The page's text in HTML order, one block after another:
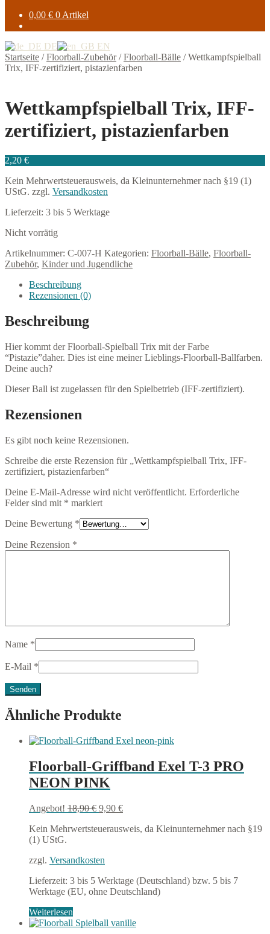
0,00 € 0 Artikel
DE
EN
Startseite /Floorball-Zubehör/Floorball-Bälle /Wettkampfspielball
Trix, IFF-zertifiziert, pistazienfarben
Wettkampfspielball Trix, IFF-
zertifiziert, pistazienfarben
2,20 €
Kein Mehrwertsteuerausweis, da Kleinunternehmer nach §19 (1)
UStG. zzgl. Versandkosten
Lieferzeit: 3 bis 5 Werktage
Nicht vorrätig
Artikelnummer: C-007-H Kategorien: Floorball-Bälle, Floorball-
Zubehör, Kinder und Jugendliche
Beschreibung
Rezensionen (0)
Beschreibung
Hier kommt der Floorball-Spielball Trix mit der Farbe
“Pistazie”daher. Dies ist eine meiner Lieblings-Floorball-Ballfarben.
Deine auch?
Dieser Ball ist zugelassen für den Spielbetrieb (IFF-zertifiziert).
Rezensionen
Es gibt noch keine Rezensionen.
Schreibe die erste Rezension für „Wettkampfspielball Trix, IFF-
zertifiziert, pistazienfarben“
Deine E-Mail-Adresse wird nicht veröffentlicht. Erforderliche
Felder sind mit * markiert
Deine Bewertung *
Deine Rezension *
Name *
E-Mail *
Ähnliche Produkte
Floorball-Griffband Exel T-3 PRO
NEON PINK
Angebot! 18,90€ Ursprünglicher
war:
9,90 €Aktueller
ist:
Kein Mehrwertsteuerausweis, da Kleinunternehmer nach §19
(1) UStG.
zzgl. Versandkosten
Lieferzeit: 3 bis 5 Werktage (Deutschland) bzw. 5 bis 7
Werktage (EU, ohne Deutschland)
Weiterlesen